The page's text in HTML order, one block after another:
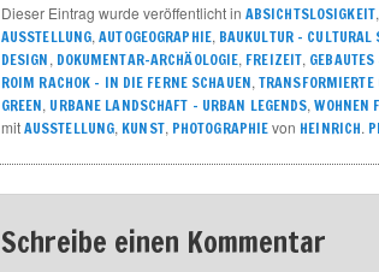
Dieser Eintrag wurde veröffentlicht in ABSICHTSLOSIGKEIT,
AUSSTELLUNG,AUTOGEOGRAPHIE, BAUKULTUR –
DESIGN, DOKUMENTAR-ARCHÄOLOGIE, FREIZEIT,
ROIM RACHOK – IN DIE FERNE SCHAUEN, TRANSFORMIERTE
GREEN, URBANE LANDSCHAFT – URBAN LEGENDS,WOHNEN
mitAUSSTELLUNG, KUNST, PHOTOGRAPHIEvon HEINRICH.
Schreibe einen Kommentar